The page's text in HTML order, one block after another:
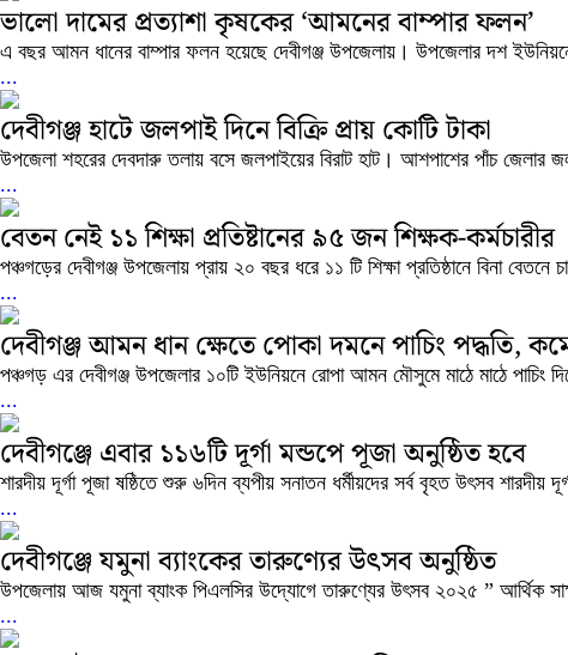
ভালো দামের প্রত্যাশা কৃষকের ‘আমনের বাম্পার ফলন’
এ বছর আমন ধানের বাম্পার ফলন হয়েছে দেবীগঞ্জ উপজেলায়। উপজেলার দশ
...
দেবীগঞ্জ হাটে জলপাই দিনে বিক্রি প্রায় কোটি টাকা
উপজেলা শহরের দেবদারু তলায় বসে জলপাইয়ের বিরাট হাট। আশপাশের পাঁচ
...
বেতন নেই ১১ শিক্ষা প্রতিষ্টানের ৯৫ জন শিক্ষক-কর্মচারীর
পঞ্চগড়ের দেবীগঞ্জ উপজেলায় প্রায় ২০ বছর ধরে ১১ টি শিক্ষা প্রতিষ্ঠানে বিনা
...
দেবীগঞ্জ আমন ধান ক্ষেতে পোকা দমনে পাচিং পদ্ধতি,
পঞ্চগড় এর দেবীগঞ্জ উপজেলার ১০টি ইউনিয়নে রোপা আমন মৌসুমে মাঠে মাঠে পাচিং
...
দেবীগঞ্জে এবার ১১৬টি দূর্গা মন্ডপে পূজা অনুষ্ঠিত হবে
শারদীয় দূর্গা পূজা ষষ্ঠিতে শুরু ৬দিন ব্যপীয় সনাতন ধর্মীয়দের সর্ব বৃহত উৎসব শারদীয়
...
দেবীগঞ্জে যমুনা ব্যাংকের তারুণ্যের উৎসব অনুষ্ঠিত
উপজেলায় আজ যমুনা ব্যাংক পিএলসির উদ্যোগে তারুণ্যের উৎসব ২০২৫ ” আর্থিক
...